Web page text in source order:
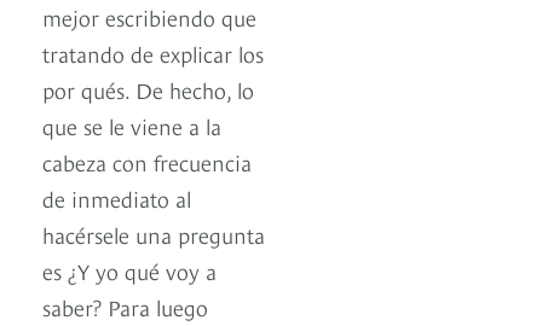
mejor escribiendo que
tratando de explicar los
por qués. De hecho, lo
que se le viene a la
cabeza con frecuencia
de inmediato al
hacérsele una pregunta
es ¿Y yo qué voy a
saber? Para luego